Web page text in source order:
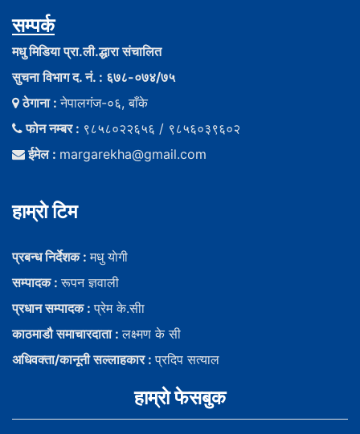
सम्पर्क
मधु मिडिया प्रा.ली.द्धारा संचालित
सुचना विभाग द. नं. : ६७८-०७४/७५
ठेगाना :नेपालगंज-०६, बाँके
फोन नम्बर : ९८५८०२२६५६ / ९८५६०३९६०२
ईमेल : margarekha@gmail.com
हाम्राे टिम
प्रबन्ध निर्देशक :मधु याेगी
सम्पादक :रूपन ज्ञवाली
प्रधान सम्पादक :प्रेम के.सीा
काठमाडौ समाचारदाता :लक्ष्मण के सी
अधिवक्ता/कानूनी सल्लाहकार :प्रदिप सत्याल
हाम्राे फेसबुक